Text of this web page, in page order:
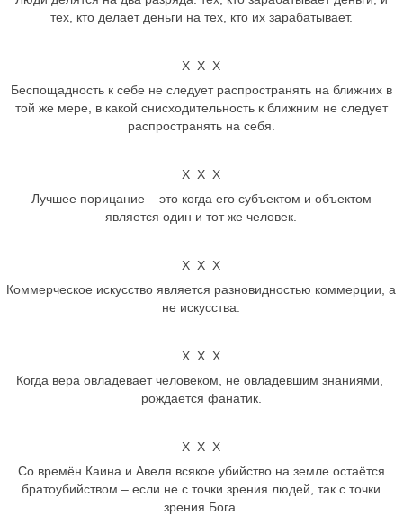
тех, кто делает деньги на тех, кто их зарабатывает.
Х Х Х
Беспощадность к себе не следует распространять на ближних в
той же мере, в какой снисходительность к ближним не следует
распространять на себя.
Х Х Х
Лучшее порицание – это когда его субъектом и объектом
является один и тот же человек.
Х Х Х
Коммерческое искусство является разновидностью коммерции, а
не искусства.
Х Х Х
Когда вера овладевает человеком, не овладевшим знаниями,
рождается фанатик.
Х Х Х
Со времён Каина и Авеля всякое убийство на земле остаётся
братоубийством – если не с точки зрения людей, так с точки
зрения Бога.